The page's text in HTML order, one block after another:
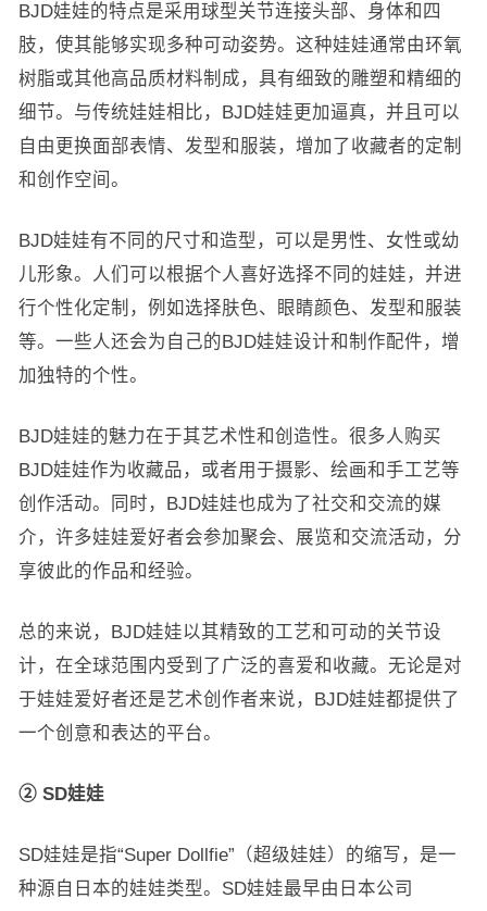
BJD娃娃的特点是采用球型关节连接头部、身体和四
肢，使其能够实现多种可动姿势。这种娃娃通常由环氧
树脂或其他高品质材料制成，具有细致的雕塑和精细的
细节。与传统娃娃相比，BJD娃娃更加逼真，并且可以
自由更换面部表情、发型和服装，增加了收藏者的定制
和创作空间。
BJD娃娃有不同的尺寸和造型，可以是男性、女性或幼
儿形象。人们可以根据个人喜好选择不同的娃娃，并进
行个性化定制，例如选择肤色、眼睛颜色、发型和服装
等。一些人还会为自己的BJD娃娃设计和制作配件，增
加独特的个性。
BJD娃娃的魅力在于其艺术性和创造性。很多人购买
BJD娃娃作为收藏品，或者用于摄影、绘画和手工艺等
创作活动。同时，BJD娃娃也成为了社交和交流的媒
介，许多娃娃爱好者会参加聚会、展览和交流活动，分
享彼此的作品和经验。
总的来说，BJD娃娃以其精致的工艺和可动的关节设
计，在全球范围内受到了广泛的喜爱和收藏。无论是对
于娃娃爱好者还是艺术创作者来说，BJD娃娃都提供了
一个创意和表达的平台。
② SD娃娃
SD娃娃是指“Super Dollfie”（超级娃娃）的缩写，是一
种源自日本的娃娃类型。SD娃娃最早由日本公司